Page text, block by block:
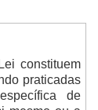
constituem
praticadas
de